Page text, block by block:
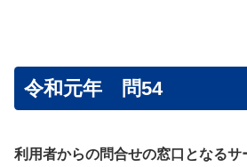
令和元年 問54
利用者からの問合せの窓口となる